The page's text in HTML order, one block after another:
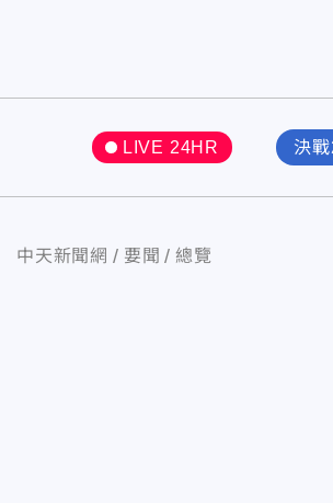
LIVE 24HR 決
中天新聞網 要聞 總覽